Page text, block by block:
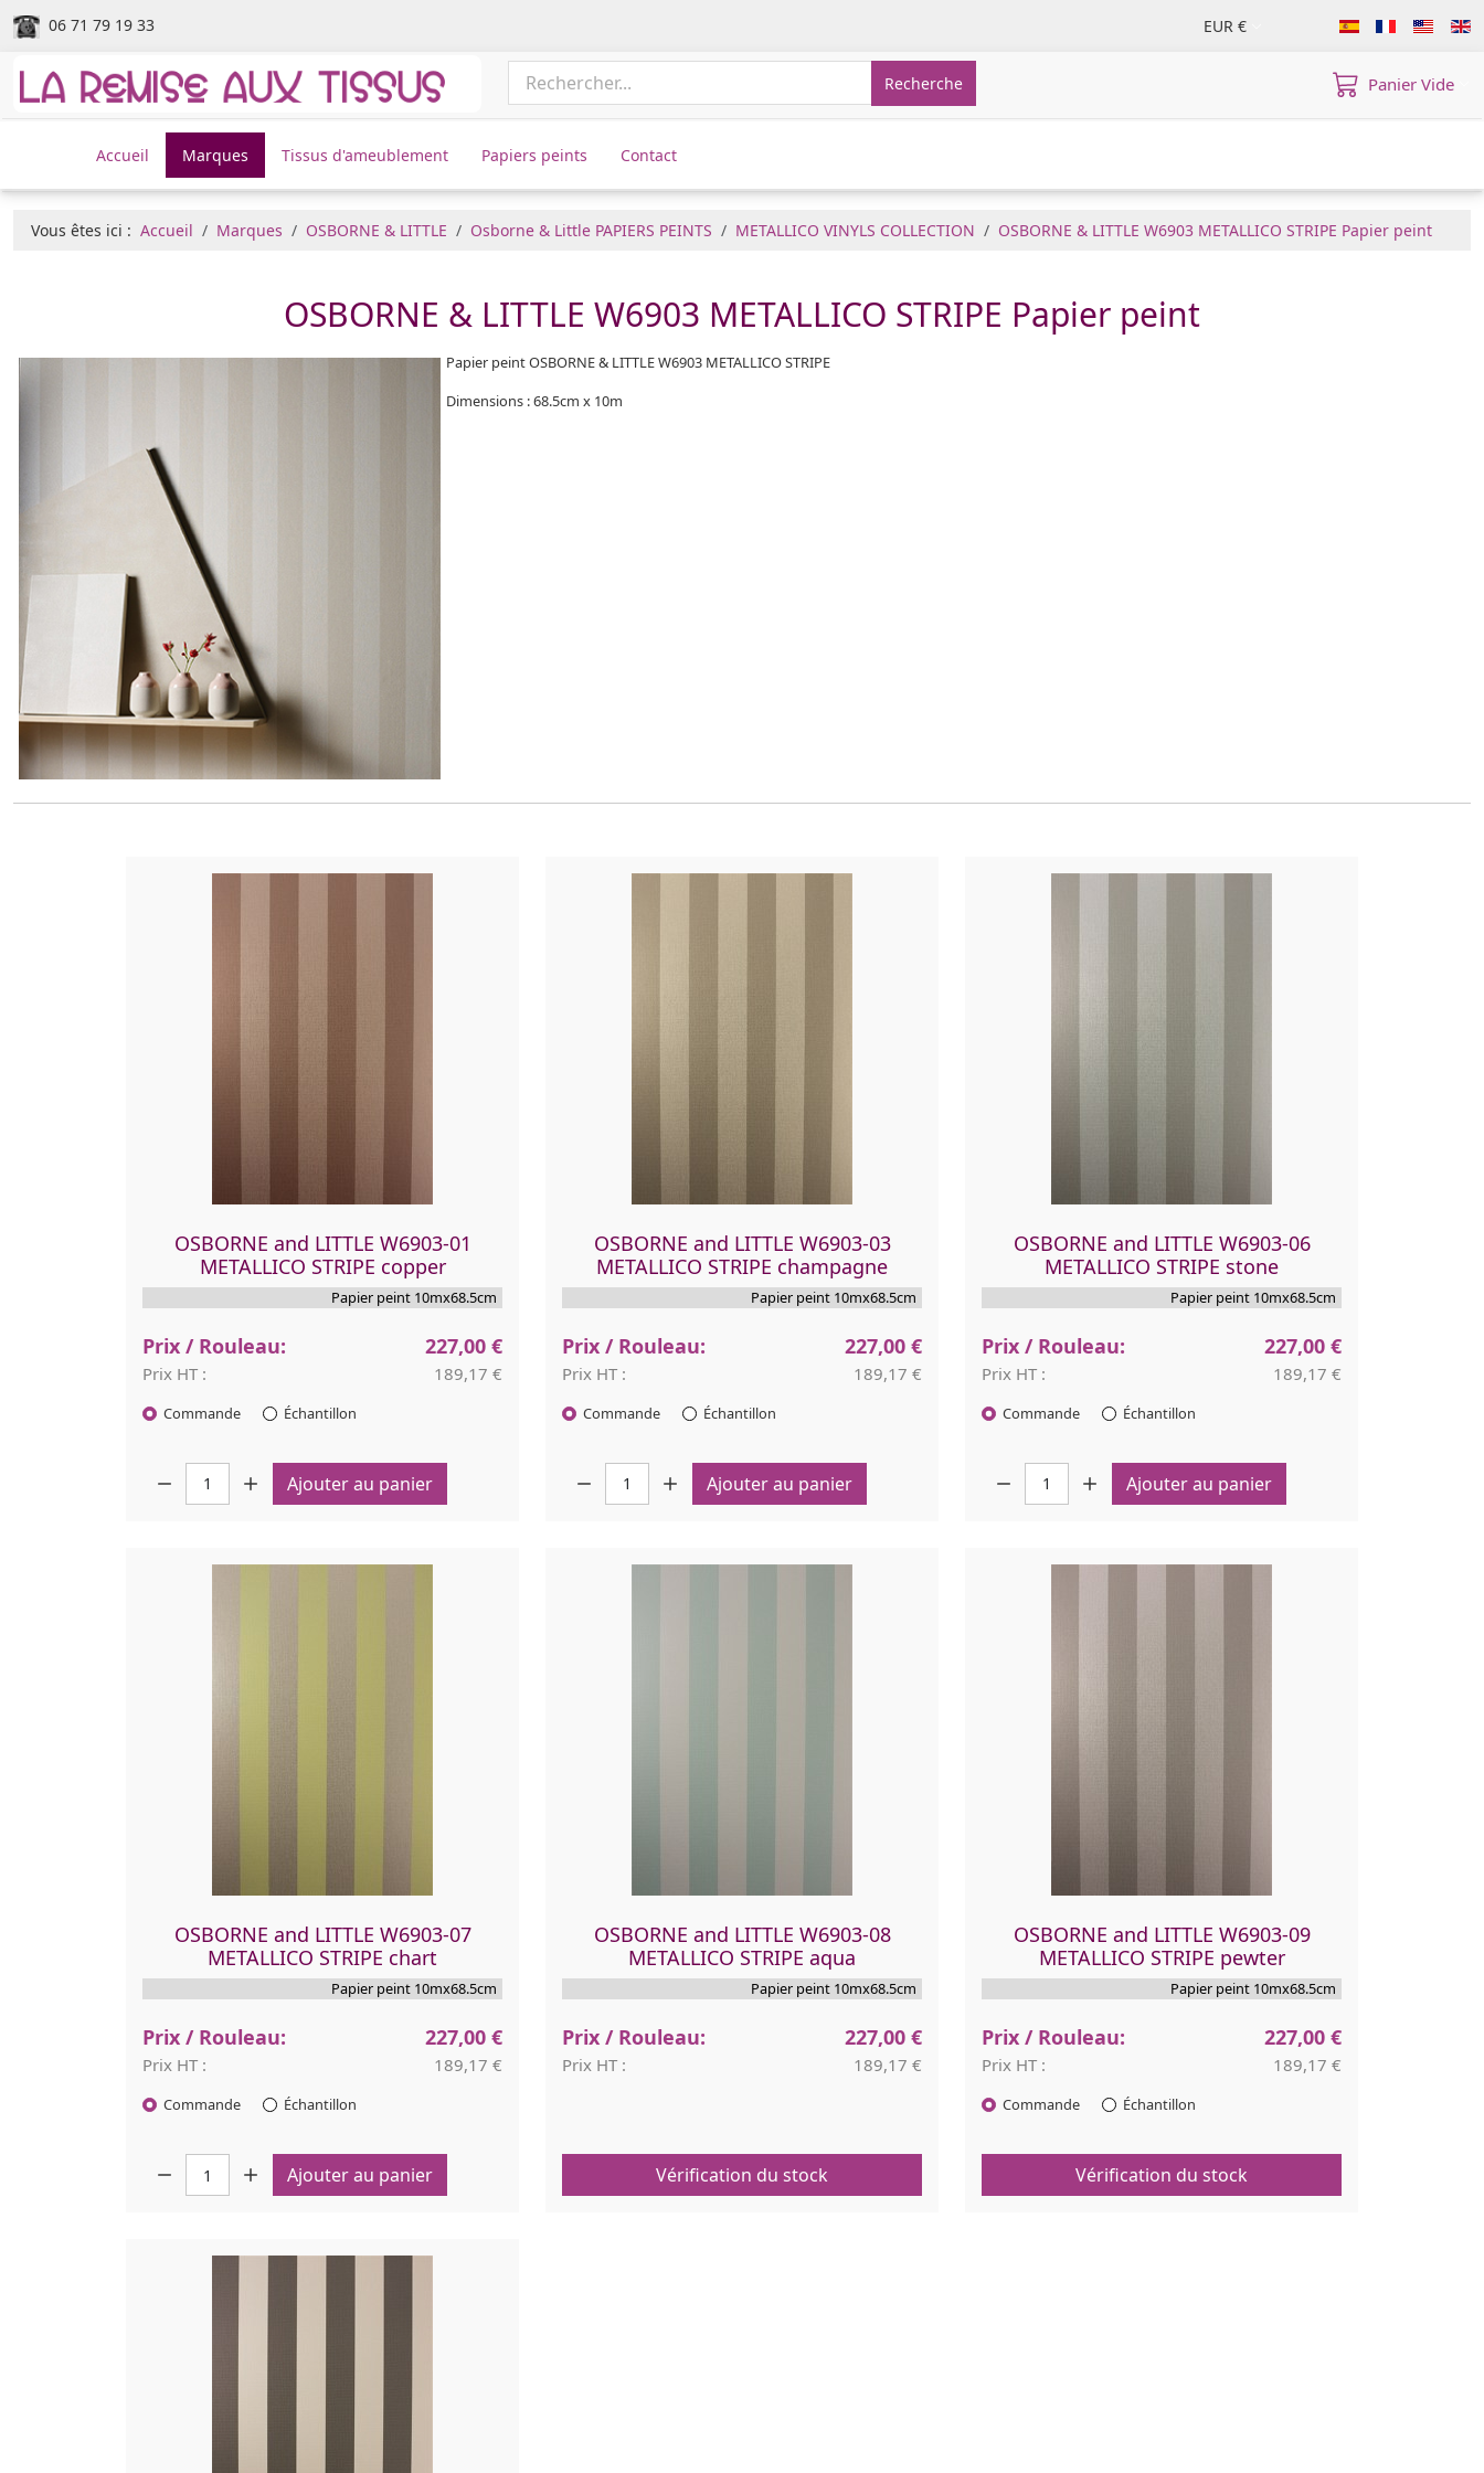
06 71 79 19 33 EUR €
Recherche Panier Vide
Accueil Marques Tissus d'ameublement Papiers peints Contact
Vous êtes ici : Accueil Marques OSBORNE & LITTLE Osborne & Little PAPIERS PEINTS METALLICO VINYLS COLLECTION OSBORNE & LITTLE W6903 METALLICO STRIPE Papier peint
OSBORNE & LITTLE W6903 METALLICO STRIPE Papier peint
Papier peint OSBORNE & LITTLE W6903 METALLICO STRIPE
Dimensions : 68.5cm x 10m
OSBORNE and LITTLE W6903-01
METALLICO STRIPE copper
Papier peint 10mx68.5cm
Prix / Rouleau: 227,00 €
Prix HT : 189,17 €
Commande Échantillon
Ajouter au panier
OSBORNE and LITTLE W6903-03
METALLICO STRIPE champagne
Papier peint 10mx68.5cm
Prix / Rouleau: 227,00 €
Prix HT : 189,17 €
Commande Échantillon
Ajouter au panier
OSBORNE and LITTLE W6903-06
METALLICO STRIPE stone
Papier peint 10mx68.5cm
Prix / Rouleau: 227,00 €
Prix HT : 189,17 €
Commande Échantillon
Ajouter au panier
OSBORNE and LITTLE W6903-07
METALLICO STRIPE chart
Papier peint 10mx68.5cm
Prix / Rouleau: 227,00 €
Prix HT : 189,17 €
Commande Échantillon
Ajouter au panier
OSBORNE and LITTLE W6903-08
METALLICO STRIPE aqua
Papier peint 10mx68.5cm
Prix / Rouleau: 227,00 €
Prix HT : 189,17 €
Vérification du stock
OSBORNE and LITTLE W6903-09
METALLICO STRIPE pewter
Papier peint 10mx68.5cm
Prix / Rouleau: 227,00 €
Prix HT : 189,17 €
Commande Échantillon
Vérification du stock